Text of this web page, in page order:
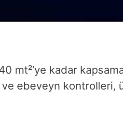
mt²’ye kadar
ebeveyn